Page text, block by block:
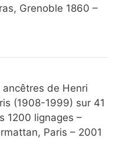
Grenoble 1860 –
ancêtres de Henri
(1908-1999) sur 41
1200 lignages –
Paris – 2001